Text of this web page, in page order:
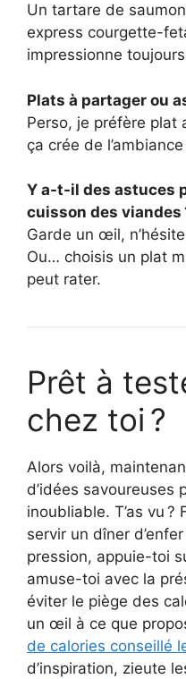
Un tartare de
express courgette-
impressionne
Plats à partager ou
Perso, je préfère plat
ça crée de
Y a-t-il des astuces
cuisson des viandes
Garde un œil,
Ou… choisis un plat
peut rater.
Prêt à
chez toi ?
Alors voilà,
d’idées savoureuses
inoubliable. T’as vu
servir un dîner
pression, appuie-toi
amuse-toi avec la
éviter le piège des
un œil à ce que
de calories conseillé
d’inspiration, zieute